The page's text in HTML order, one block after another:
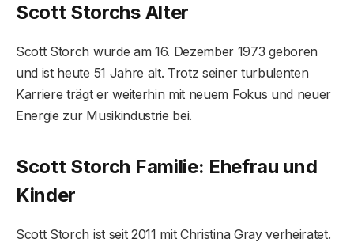
Scott Storchs Alter
Scott Storch wurde am 16. Dezember 1973 geboren
und ist heute 51 Jahre alt. Trotz seiner turbulenten
Karriere trägt er weiterhin mit neuem Fokus und neuer
Energie zur Musikindustrie bei.
Scott Storch Familie: Ehefrau und
Kinder
Scott Storch ist seit 2011 mit Christina Gray verheiratet.